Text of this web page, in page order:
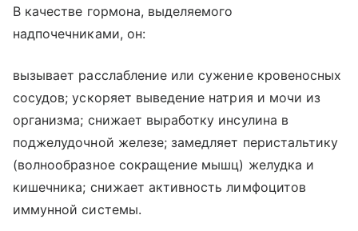
В качестве гормона, выделяемого
надпочечниками, он:
вызывает расслабление или сужение кровеносных
сосудов; ускоряет выведение натрия и мочи из
организма; снижает выработку инсулина в
поджелудочной железе; замедляет перистальтику
(волнообразное сокращение мышц) желудка и
кишечника; снижает активность лимфоцитов
иммунной системы.